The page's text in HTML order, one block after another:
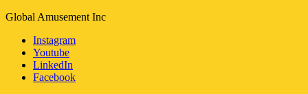
Global Amusement Inc
Instagram
Youtube
LinkedIn
Facebook